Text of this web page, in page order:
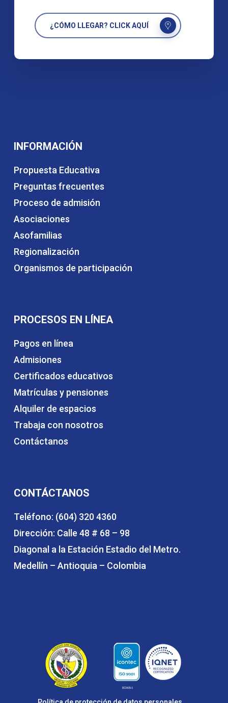
¿CÓMO LLEGAR? CLICK AQUÍ
INFORMACIÓN
Propuesta Educativa
Preguntas frecuentes
Proceso de admisión
Asociaciones
Asofamilias
Regionalización
Organismos de participación
PROCESOS EN LÍNEA
Pagos en línea
Admisiones
Certificados educativos
Matrículas y pensiones
Alquiler de espacios
Trabaja con nosotros
Contáctanos
CONTÁCTANOS
Teléfono: (604) 320 4360
Dirección: Calle 48 # 68 – 98
Diagonal a la Estación Estadio del Metro.
Medellín – Antioquia – Colombia